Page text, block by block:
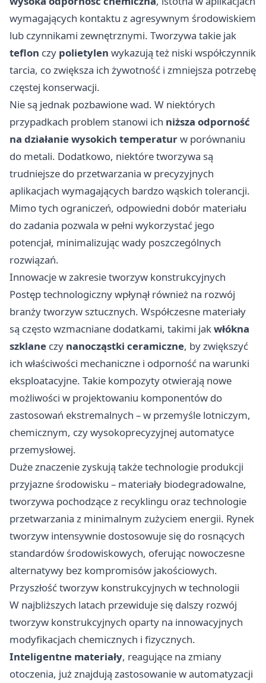
wymagających kontaktu z agresywnym środowiskiem
lub czynnikami zewnętrznymi. Tworzywa takie jak
teflon czy polietylen wykazują też niski współczynnik
tarcia, co zwiększa ich żywotność i zmniejsza potrzebę
częstej konserwacji.
Nie są jednak pozbawione wad. W niektórych
przypadkach problem stanowi ich niższa odporność
na działanie wysokich temperaturw porównaniu
do metali. Dodatkowo, niektóre tworzywa są
trudniejsze do przetwarzania w precyzyjnych
aplikacjach wymagających bardzo wąskich tolerancji.
Mimo tych ograniczeń, odpowiedni dobór materiału
do zadania pozwala w pełni wykorzystać jego
potencjał, minimalizując wady poszczególnych
rozwiązań.
Innowacje w zakresie tworzyw konstrukcyjnych
Postęp technologiczny wpłynął również na rozwój
branży tworzyw sztucznych. Współczesne materiały
są często wzmacniane dodatkami, takimi jakwłókna
szklane czy nanocząstki ceramiczne, by zwiększyć
ich właściwości mechaniczne i odporność na warunki
eksploatacyjne. Takie kompozyty otwierają nowe
możliwości w projektowaniu komponentów do
zastosowań ekstremalnych – w przemyśle lotniczym,
chemicznym, czy wysokoprecyzyjnej automatyce
przemysłowej.
Duże znaczenie zyskują także technologie produkcji
przyjazne środowisku – materiały biodegradowalne,
tworzywa pochodzące z recyklingu oraz technologie
przetwarzania z minimalnym zużyciem energii. Rynek
tworzyw intensywnie dostosowuje się do rosnących
standardów środowiskowych, oferując nowoczesne
alternatywy bez kompromisów jakościowych.
Przyszłość tworzyw konstrukcyjnych w technologii
W najbliższych latach przewiduje się dalszy rozwój
tworzyw konstrukcyjnych oparty na innowacyjnych
modyfikacjach chemicznych i fizycznych.
Inteligentne materiały, reagujące na zmiany
otoczenia, już znajdują zastosowanie w automatyzacji